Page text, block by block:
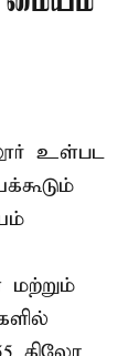
உள்பட
மற்றும்